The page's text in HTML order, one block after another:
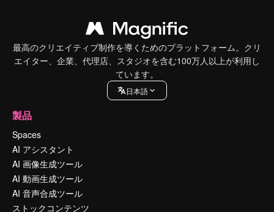
最高のクリエイティブ制作を導くためのプラットフォーム。クリ
エイター、企業、代理店、スタジオを含む100万人以上が利用し
ています。
日本語
製品
Spaces
AI アシスタント
AI 画像生成ツール
AI 動画生成ツール
AI 音声合成ツール
ストックコンテンツ